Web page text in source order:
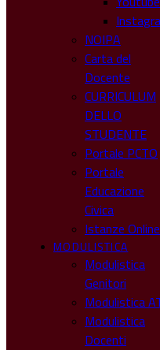
NOIPA
Carta del
Docente
CURRICULUM
DELLO
STUDENTE
Portale PCTO
Portale
Educazione
Civica
Istanze Online
MODULISTICA
Modulistica
Genitori
Modulistica
Modulistica
Docenti